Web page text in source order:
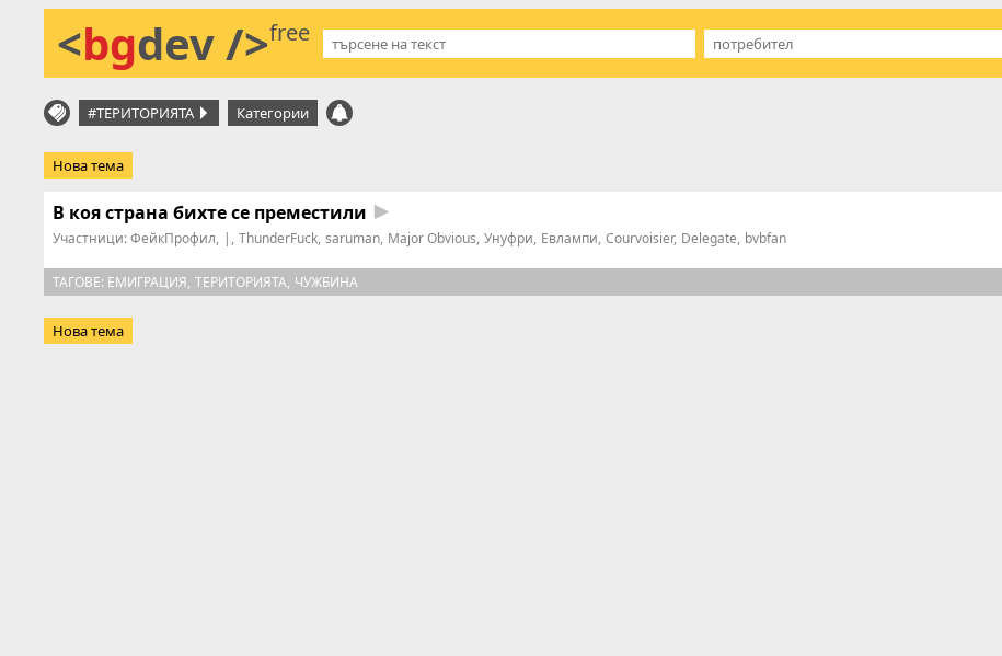
<bgdev />free
#ТЕРИТОРИЯТА Категории
Нова тема
В коя страна бихте се преместили
Участници:ФейкПрофил | ThunderFuck saruman Major Obvious Унуфри Евлампи Courvoisier Delegate bvbfan
ТАГОВЕ: ЕМИГРАЦИЯ ТЕРИТОРИЯТА ЧУЖБИНА
Нова тема